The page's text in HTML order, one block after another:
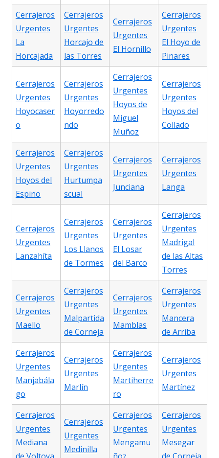
Cerrajeros
Urgentes
La
Horcajada
Cerrajeros
Urgentes
Horcajo de
las Torres
Cerrajeros
Urgentes
El Hornillo
Cerrajeros
Urgentes
El Hoyo de
Pinares
Cerrajeros
Urgentes
Hoyocaser
o
Cerrajeros
Urgentes
Hoyorredo
ndo
Cerrajeros
Urgentes
Hoyos de
Miguel
Muñoz
Cerrajeros
Urgentes
Hoyos del
Collado
Cerrajeros
Urgentes
Hoyos del
Espino
Cerrajeros
Urgentes
Hurtumpa
scual
Cerrajeros
Urgentes
Junciana
Cerrajeros
Urgentes
Langa
Cerrajeros
Urgentes
Lanzahíta
Cerrajeros
Urgentes
Los Llanos
de Tormes
Cerrajeros
Urgentes
El Losar
del Barco
Cerrajeros
Urgentes
Madrigal
de las Altas
Torres
Cerrajeros
Urgentes
Maello
Cerrajeros
Urgentes
Malpartida
de Corneja
Cerrajeros
Urgentes
Mamblas
Cerrajeros
Urgentes
Mancera
de Arriba
Cerrajeros
Urgentes
Manjabála
go
Cerrajeros
Urgentes
Marlín
Cerrajeros
Urgentes
Martiherre
ro
Cerrajeros
Urgentes
Martínez
Cerrajeros
Urgentes
Mediana
Cerrajeros
Urgentes
Medinilla
Cerrajeros
Urgentes
Mengamu
Cerrajeros
Urgentes
Mesegar